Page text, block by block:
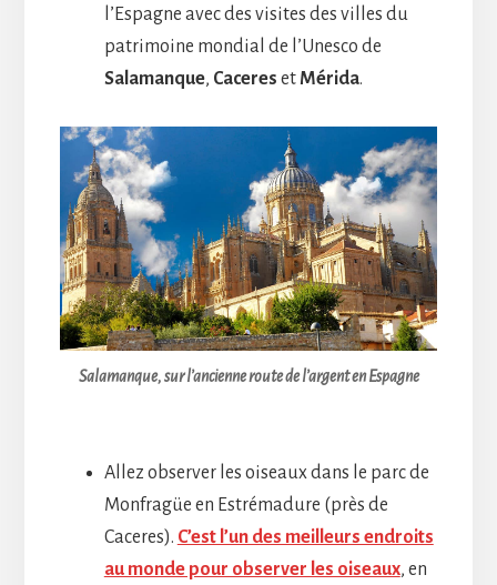
l’Espagne avec des visites des villes du
patrimoine mondial de l’Unesco de
Salamanque, Caceres etMérida.
Salamanque, sur l’ancienne route de l’argent en Espagne
Allez observer les oiseaux dans le parc de
Monfragüe en Estrémadure (près de
Caceres). C’est l’un des meilleurs endroits
au monde pour observer les oiseaux, en